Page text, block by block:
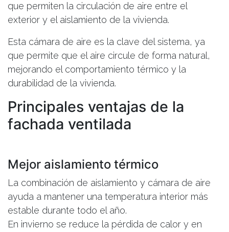
que permiten la circulación de aire entre el
exterior y el aislamiento de la vivienda.
Esta cámara de aire es la clave del sistema, ya
que permite que el aire circule de forma natural,
mejorando el comportamiento térmico y la
durabilidad de la vivienda.
Principales ventajas de la
fachada ventilada
Mejor aislamiento térmico
La combinación de aislamiento y cámara de aire
ayuda a mantener una temperatura interior más
estable durante todo el año.
En invierno se reduce la pérdida de calor y en